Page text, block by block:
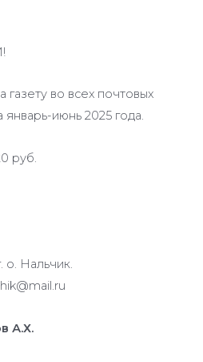
во всех почтовых
январь-июнь 2025 года.
руб.
о. Нальчик.
А.Х.